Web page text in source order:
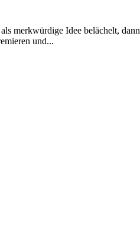
merkwürdige Idee belächelt, dann
und...